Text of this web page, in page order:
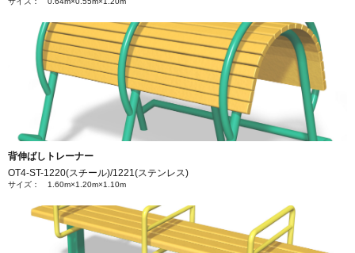
背伸ばしトレーナー
OT4-ST-1220(スチール)/1221(ステンレス)
サイズ： 1.60m×1.20m×1.10m